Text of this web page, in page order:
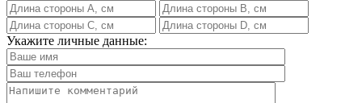
Укажите личные данные: